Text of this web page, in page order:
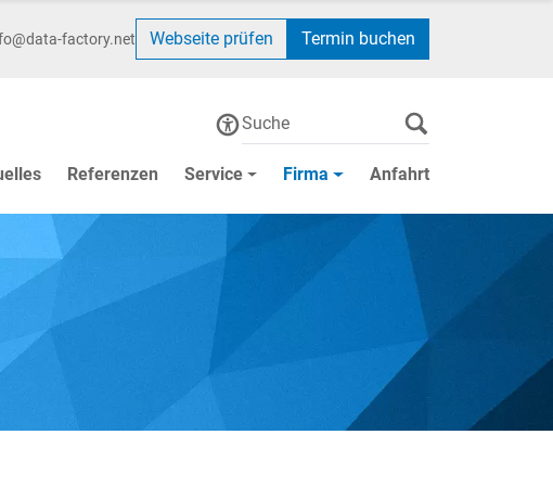
factory.net Webseite prüfen Termin buchen
Referenzen Service Firma Anfahrt